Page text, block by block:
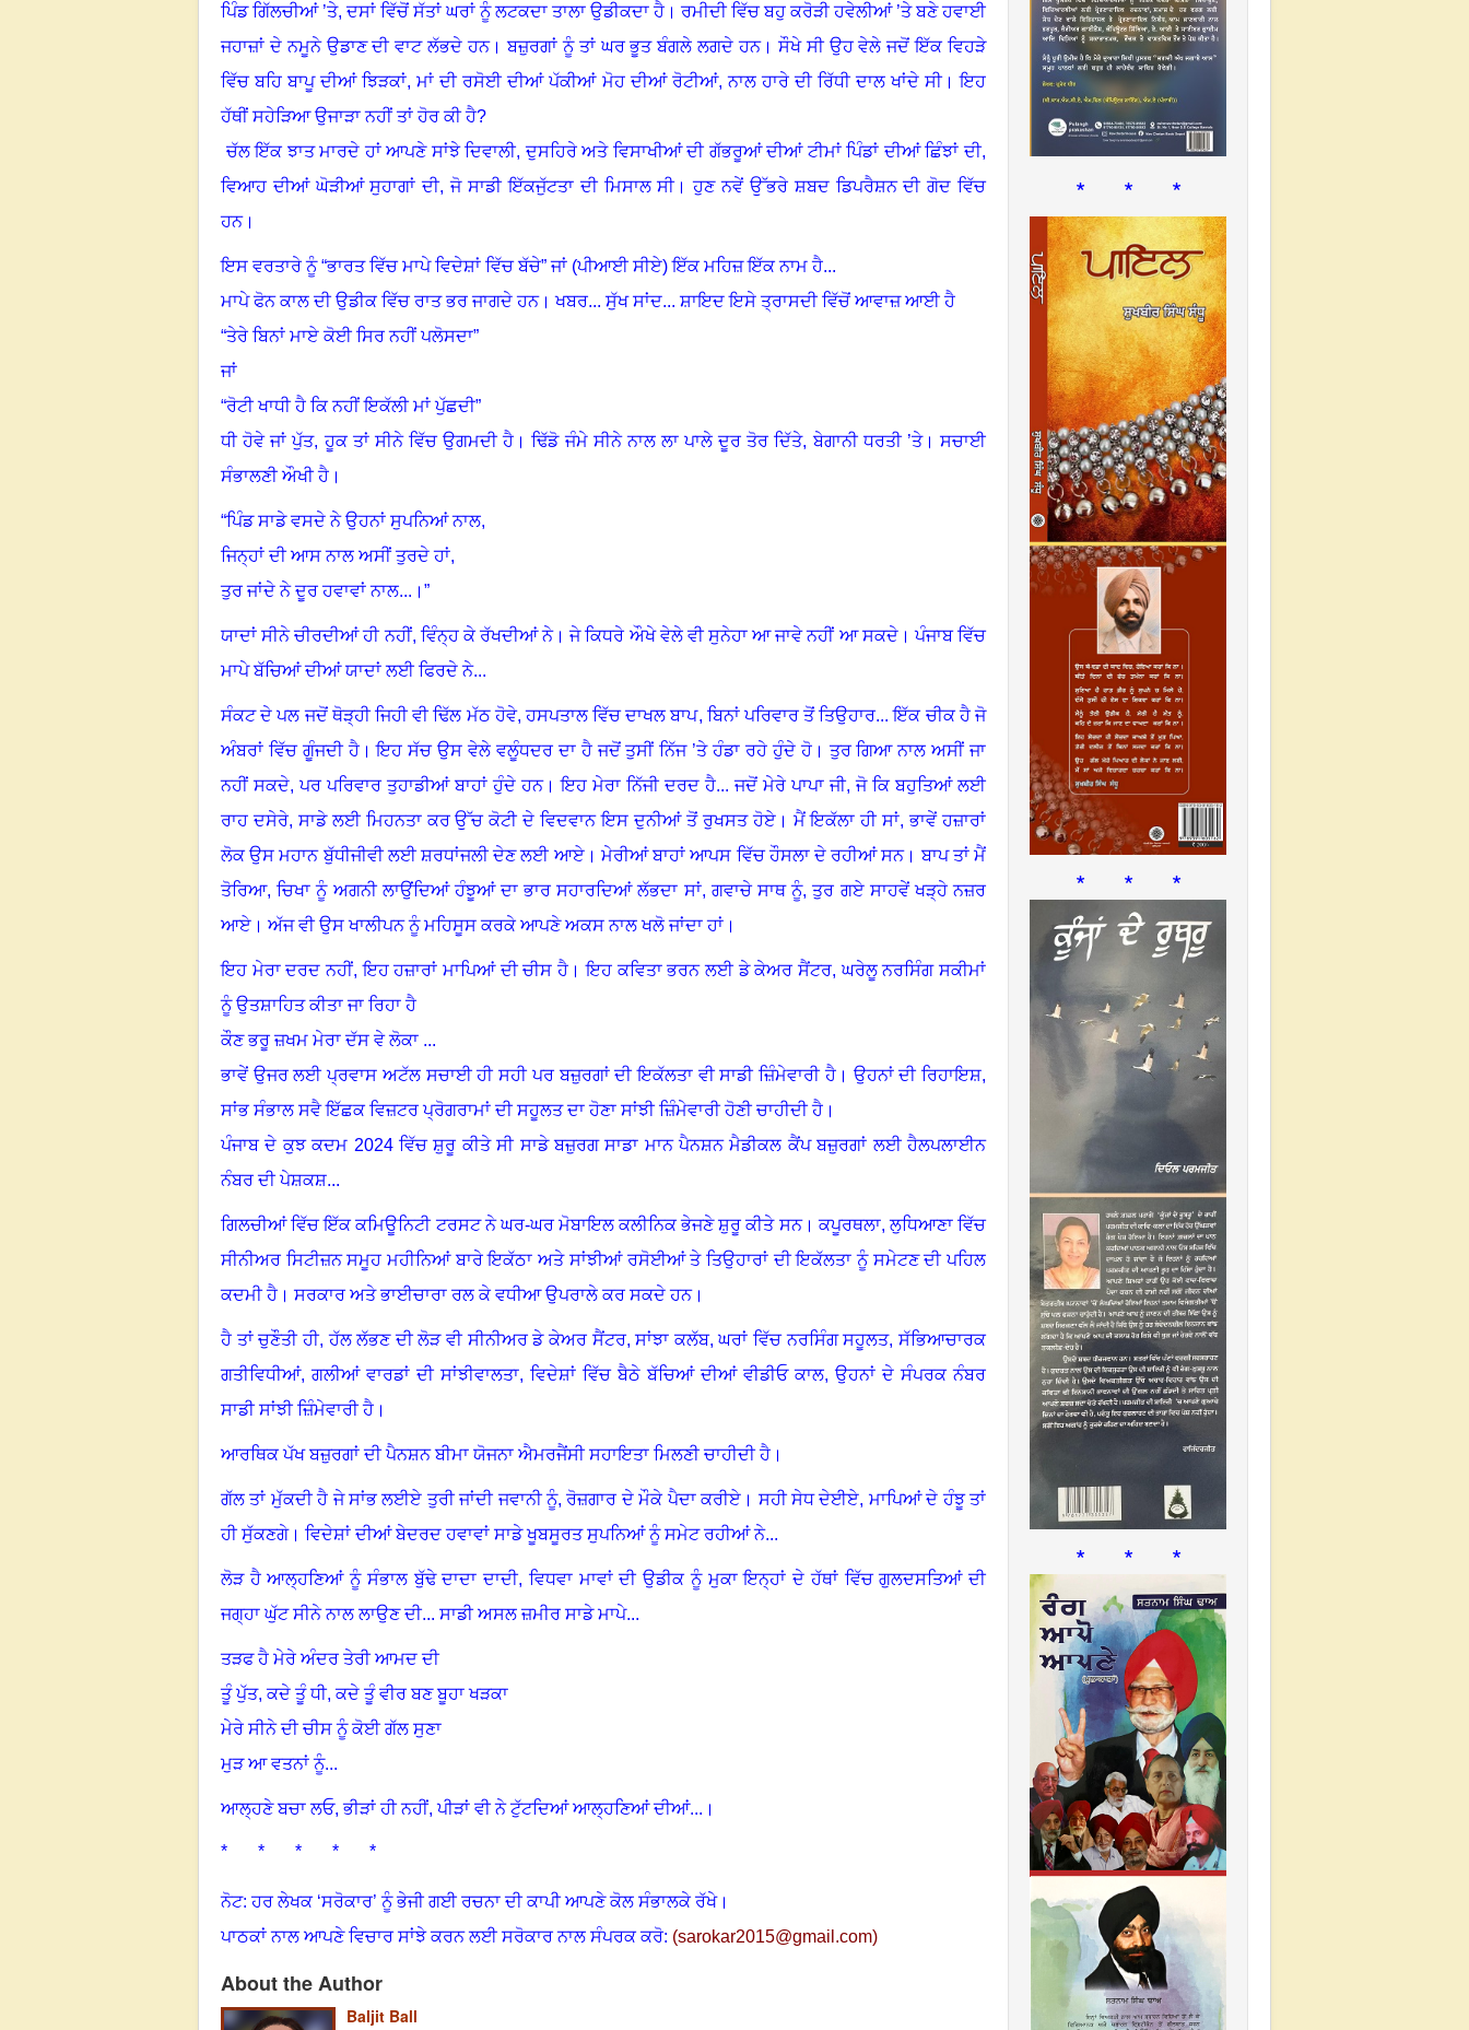
ਪਿੰਡ ਗਿੱਲਚੀਆਂ ’ਤੇ, ਦਸਾਂ ਵਿੱਚੋਂ ਸੱਤਾਂ ਘਰਾਂ ਨੂੰ ਲਟਕਦਾ ਤਾਲਾ ਉਡੀਕਦਾ ਹੈ । ਰਮੀਦੀ ਵਿੱਚ ਬਹੁ ਕਰੋੜੀ ਹਵੇਲੀਆਂ ’ਤੇ ਬਣੇ ਹਵਾਈ
ਜਹਾਜ਼ਾਂ ਦੇ ਨਮੂਨੇ ਉਡਾਣ ਦੀ ਵਾਟ ਲੱਭਦੇ ਹਨ। ਬਜ਼ੁਰਗਾਂ ਨੂੰ ਤਾਂ ਘਰ ਭੂਤ ਬੰਗਲੇ ਲਗਦੇ ਹਨ। ਸੌਖੇ ਸੀ ਉਹ ਵੇਲੇ ਜਦੋਂ ਇੱਕ ਵਿਹੜੇ
ਵਿੱਚ ਬਹਿ ਬਾਪੂ ਦੀਆਂ ਝਿੜਕਾਂ,ਮਾਂ ਦੀ ਰਸੋਈ ਦੀਆਂ ਪੱਕੀਆਂ ਮੋਹ ਦੀਆਂ ਰੋਟੀਆਂ,ਨਾਲ ਹਾਰੇ ਦੀ ਰਿੱਧੀ ਦਾਲ ਖਾਂਦੇ ਸੀ।ਇਹ
ਹੱਥੀਂ ਸਹੇੜਿਆ ਉਜਾੜਾ ਨਹੀਂ ਤਾਂ ਹੋਰ ਕੀ ਹੈ?
ਚੱਲ ਇੱਕ ਝਾਤ ਮਾਰਦੇ ਹਾਂ ਆਪਣੇ ਸਾਂਝੇ ਦਿਵਾਲੀ, ਦੁਸਹਿਰੇ ਅਤੇ ਵਿਸਾਖੀਆਂ ਦੀ ਗੱਭਰੂਆਂ ਦੀਆਂ ਟੀਮਾਂ ਪਿੰਡਾਂ ਦੀਆਂ ਛਿੰਝਾਂ ਦੀ,
ਵਿਆਹ ਦੀਆਂ ਘੋੜੀਆਂ ਸੁਹਾਗਾਂ ਦੀ, ਜੋ ਸਾਡੀ ਇੱਕਜੁੱਟਤਾ ਦੀ ਮਿਸਾਲ ਸੀ। ਹੁਣ ਨਵੇਂ ਉੱਭਰੇ ਸ਼ਬਦ ਡਿਪਰੈਸ਼ਨ ਦੀ ਗੋਦ ਵਿੱਚ
ਹਨ।
ਇਸ ਵਰਤਾਰੇ ਨੂੰ “ਭਾਰਤ ਵਿੱਚ ਮਾਪੇ ਵਿਦੇਸ਼ਾਂ ਵਿੱਚ ਬੱਚੇ”ਜਾਂ (ਪੀਆਈ ਸੀਏ)ਇੱਕ ਮਹਿਜ਼ ਇੱਕ ਨਾਮ ਹੈ...
ਮਾਪੇ ਫੋਨ ਕਾਲ ਦੀ ਉਡੀਕ ਵਿੱਚ ਰਾਤ ਭਰ ਜਾਗਦੇ ਹਨ।ਖਬਰ... ਸੁੱਖ ਸਾਂਦ... ਸ਼ਾਇਦ ਇਸੇ ਤ੍ਰਾਸਦੀ ਵਿੱਚੋਂ ਆਵਾਜ਼ ਆਈ ਹੈ
“ਤੇਰੇ ਬਿਨਾਂ ਮਾਏ ਕੋਈ ਸਿਰ ਨਹੀਂ ਪਲੋਸਦਾ”
ਜਾਂ
“ਰੋਟੀ ਖਾਧੀ ਹੈ ਕਿ ਨਹੀਂ ਇਕੱਲੀ ਮਾਂ ਪੁੱਛਦੀ”
ਧੀ ਹੋਵੇ ਜਾਂ ਪੁੱਤ, ਹੂਕ ਤਾਂ ਸੀਨੇ ਵਿੱਚ ਉਗਮਦੀ ਹੈ ।ਢਿੱਡੋ ਜੰਮੇ ਸੀਨੇ ਨਾਲ ਲਾ ਪਾਲੇ ਦੂਰ ਤੋਰ ਦਿੱਤੇ, ਬੇਗਾਨੀ ਧਰਤੀ ’ਤੇ। ਸਚਾਈ
ਸੰਭਾਲਣੀ ਔਖੀ ਹੈ।
“ਪਿੰਡ ਸਾਡੇ ਵਸਦੇ ਨੇ ਉਹਨਾਂ ਸੁਪਨਿਆਂ ਨਾਲ,
ਜਿਨ੍ਹਾਂ ਦੀ ਆਸ ਨਾਲ ਅਸੀਂ ਤੁਰਦੇ ਹਾਂ,
ਤੁਰ ਜਾਂਦੇ ਨੇ ਦੂਰ ਹਵਾਵਾਂ ਨਾਲ... ।”
ਯਾਦਾਂ ਸੀਨੇ ਚੀਰਦੀਆਂ ਹੀ ਨਹੀਂ, ਵਿੰਨ੍ਹ ਕੇ ਰੱਖਦੀਆਂ ਨੇ। ਜੇ ਕਿਧਰੇ ਔਖੇ ਵੇਲੇ ਵੀ ਸੁਨੇਹਾ ਆ ਜਾਵੇ ਨਹੀਂ ਆ ਸਕਦੇ।ਪੰਜਾਬ ਵਿੱਚ
ਮਾਪੇ ਬੱਚਿਆਂ ਦੀਆਂ ਯਾਦਾਂ ਲਈ ਫਿਰਦੇ ਨੇ...
ਸੰਕਟ ਦੇ ਪਲ ਜਦੋਂ ਥੋੜ੍ਹੀ ਜਿਹੀ ਵੀ ਢਿੱਲ ਮੱਠ ਹੋਵੇ,ਹਸਪਤਾਲ ਵਿੱਚ ਦਾਖਲ ਬਾਪ, ਬਿਨਾਂ ਪਰਿਵਾਰ ਤੋਂ ਤਿਉਹਾਰ... ਇੱਕ ਚੀਕ ਹੈ ਜੋ
ਅੰਬਰਾਂ ਵਿੱਚ ਗੂੰਜਦੀ ਹੈ।ਇਹ ਸੱਚ ਉਸ ਵੇਲੇ ਵਲੂੰਧਦਰ ਦਾ ਹੈ ਜਦੋਂ ਤੁਸੀਂ ਨਿੱਜ ’ਤੇ ਹੰਡਾ ਰਹੇ ਹੁੰਦੇ ਹੋ। ਤੁਰ ਗਿਆ ਨਾਲ ਅਸੀਂ ਜਾ
ਨਹੀਂ ਸਕਦੇ,ਪਰ ਪਰਿਵਾਰ ਤੁਹਾਡੀਆਂ ਬਾਹਾਂ ਹੁੰਦੇ ਹਨ।ਇਹ ਮੇਰਾ ਨਿੱਜੀ ਦਰਦ ਹੈ... ਜਦੋਂ ਮੇਰੇ ਪਾਪਾ ਜੀ, ਜੋ ਕਿ ਬਹੁਤਿਆਂ ਲਈ
ਰਾਹ ਦਸੇਰੇ, ਸਾਡੇ ਲਈ ਮਿਹਨਤਾ ਕਰ ਉੱਚ ਕੋਟੀ ਦੇ ਵਿਦਵਾਨ ਇਸ ਦੁਨੀਆਂ ਤੋਂ ਰੁਖਸਤ ਹੋਏ। ਮੈਂ ਇਕੱਲਾ ਹੀ ਸਾਂ,ਭਾਵੇਂ ਹਜ਼ਾਰਾਂ
ਲੋਕ ਉਸ ਮਹਾਨ ਬੁੱਧੀਜੀਵੀ ਲਈ ਸ਼ਰਧਾਂਜਲੀ ਦੇਣ ਲਈ ਆਏ। ਮੇਰੀਆਂ ਬਾਹਾਂ ਆਪਸ ਵਿੱਚ ਹੌਸਲਾ ਦੇ ਰਹੀਆਂ ਸਨ।ਬਾਪ ਤਾਂ ਮੈਂ
ਤੋਰਿਆ, ਚਿਖਾ ਨੂੰ ਅਗਨੀ ਲਾਉਂਦਿਆਂ ਹੰਝੂਆਂ ਦਾ ਭਾਰ ਸਹਾਰਦਿਆਂ ਲੱਭਦਾ ਸਾਂ, ਗਵਾਚੇ ਸਾਥ ਨੂੰ,ਤੁਰ ਗਏ ਸਾਹਵੇਂ ਖੜ੍ਹੇ ਨਜ਼ਰ
ਆਏ । ਅੱਜ ਵੀ ਉਸ ਖਾਲੀਪਨ ਨੂੰ ਮਹਿਸੂਸ ਕਰਕੇ ਆਪਣੇ ਅਕਸ ਨਾਲ ਖਲੋ ਜਾਂਦਾ ਹਾਂ ।
ਇਹ ਮੇਰਾ ਦਰਦ ਨਹੀਂ, ਇਹ ਹਜ਼ਾਰਾਂ ਮਾਪਿਆਂ ਦੀ ਚੀਸ ਹੈ । ਇਹ ਕਵਿਤਾ ਭਰਨ ਲਈ ਡੇ ਕੇਅਰ ਸੈਂਟਰ, ਘਰੇਲੂ ਨਰਸਿੰਗ ਸਕੀਮਾਂ
ਨੂੰ ਉਤਸ਼ਾਹਿਤ ਕੀਤਾ ਜਾ ਰਿਹਾ ਹੈ
ਕੌਣ ਭਰੂ ਜ਼ਖਮ ਮੇਰਾ ਦੱਸ ਵੇ ਲੋਕਾ ...
ਭਾਵੇਂ ਉਜਰ ਲਈ ਪ੍ਰਵਾਸ ਅਟੱਲ ਸਚਾਈ ਹੀ ਸਹੀ ਪਰ ਬਜ਼ੁਰਗਾਂ ਦੀ ਇਕੱਲਤਾ ਵੀ ਸਾਡੀ ਜ਼ਿੰਮੇਵਾਰੀ ਹੈ। ਉਹਨਾਂ ਦੀ ਰਿਹਾਇਸ਼,
ਸਾਂਭ ਸੰਭਾਲ ਸਵੈ ਇੱਛਕ ਵਿਜ਼ਟਰ ਪ੍ਰੋਗਰਾਮਾਂ ਦੀ ਸਹੂਲਤ ਦਾ ਹੋਣਾ ਸਾਂਝੀ ਜ਼ਿੰਮੇਵਾਰੀ ਹੋਣੀ ਚਾਹੀਦੀ ਹੈ।
ਪੰਜਾਬ ਦੇ ਕੁਝ ਕਦਮ 2024 ਵਿੱਚ ਸ਼ੁਰੂ ਕੀਤੇ ਸੀ ਸਾਡੇ ਬਜ਼ੁਰਗ ਸਾਡਾ ਮਾਨ ਪੈਨਸ਼ਨ ਮੈਡੀਕਲ ਕੈਂਪ ਬਜ਼ੁਰਗਾਂ ਲਈ ਹੈਲਪਲਾਈਨ
ਨੰਬਰ ਦੀ ਪੇਸ਼ਕਸ਼...
ਗਿਲਚੀਆਂ ਵਿੱਚ ਇੱਕ ਕਮਿਊਨਿਟੀ ਟਰਸਟ ਨੇ ਘਰ-ਘਰ ਮੋਬਾਇਲ ਕਲੀਨਿਕ ਭੇਜਣੇ ਸ਼ੁਰੂ ਕੀਤੇ ਸਨ।ਕਪੂਰਥਲਾ, ਲੁਧਿਆਣਾ ਵਿੱਚ
ਸੀਨੀਅਰ ਸਿਟੀਜ਼ਨ ਸਮੂਹ ਮਹੀਨਿਆਂ ਬਾਰੇ ਇਕੱਠਾ ਅਤੇ ਸਾਂਝੀਆਂ ਰਸੋਈਆਂ ਤੇ ਤਿਉਹਾਰਾਂ ਦੀ ਇਕੱਲਤਾ ਨੂੰ ਸਮੇਟਣ ਦੀ ਪਹਿਲ
ਕਦਮੀ ਹੈ । ਸਰਕਾਰ ਅਤੇ ਭਾਈਚਾਰਾ ਰਲ ਕੇ ਵਧੀਆ ਉਪਰਾਲੇ ਕਰ ਸਕਦੇ ਹਨ।
ਹੈ ਤਾਂ ਚੁਣੌਤੀ ਹੀ, ਹੱਲ ਲੱਭਣ ਦੀ ਲੋੜ ਵੀ ਸੀਨੀਅਰ ਡੇ ਕੇਅਰ ਸੈਂਟਰ, ਸਾਂਝਾ ਕਲੱਬ, ਘਰਾਂ ਵਿੱਚ ਨਰਸਿੰਗ ਸਹੂਲਤ, ਸੱਭਿਆਚਾਰਕ
ਗਤੀਵਿਧੀਆਂ, ਗਲੀਆਂ ਵਾਰਡਾਂ ਦੀ ਸਾਂਝੀਵਾਲਤਾ, ਵਿਦੇਸ਼ਾਂ ਵਿੱਚ ਬੈਠੇ ਬੱਚਿਆਂ ਦੀਆਂ ਵੀਡੀਓ ਕਾਲ, ਉਹਨਾਂ ਦੇ ਸੰਪਰਕ ਨੰਬਰ
ਸਾਡੀ ਸਾਂਝੀ ਜ਼ਿੰਮੇਵਾਰੀ ਹੈ ।
ਆਰਥਿਕ ਪੱਖ ਬਜ਼ੁਰਗਾਂ ਦੀ ਪੈਨਸ਼ਨ ਬੀਮਾ ਯੋਜਨਾ ਐਮਰਜੈਂਸੀ ਸਹਾਇਤਾ ਮਿਲਣੀ ਚਾਹੀਦੀ ਹੈ ।
ਗੱਲ ਤਾਂ ਮੁੱਕਦੀ ਹੈ ਜੇ ਸਾਂਭ ਲਈਏ ਤੁਰੀ ਜਾਂਦੀ ਜਵਾਨੀ ਨੂੰ, ਰੋਜ਼ਗਾਰ ਦੇ ਮੌਕੇ ਪੈਦਾ ਕਰੀਏ । ਸਹੀ ਸੇਧ ਦੇਈਏ, ਮਾਪਿਆਂ ਦੇ ਹੰਝੂ ਤਾਂ
ਹੀ ਸੁੱਕਣਗੇ। ਵਿਦੇਸ਼ਾਂ ਦੀਆਂ ਬੇਦਰਦ ਹਵਾਵਾਂ ਸਾਡੇ ਖੂਬਸੂਰਤ ਸੁਪਨਿਆਂ ਨੂੰ ਸਮੇਟ ਰਹੀਆਂ ਨੇ...
ਲੋੜ ਹੈ ਆਲ੍ਹਣਿਆਂ ਨੂੰ ਸੰਭਾਲ ਬੁੱਢੇ ਦਾਦਾ ਦਾਦੀ, ਵਿਧਵਾ ਮਾਵਾਂ ਦੀ ਉਡੀਕ ਨੂੰ ਮੁਕਾ ਇਨ੍ਹਾਂ ਦੇ ਹੱਥਾਂ ਵਿੱਚ ਗੁਲਦਸਤਿਆਂ ਦੀ
ਜਗ੍ਹਾ ਘੁੱਟ ਸੀਨੇ ਨਾਲ ਲਾਉਣ ਦੀ... ਸਾਡੀ ਅਸਲ ਜ਼ਮੀਰ ਸਾਡੇ ਮਾਪੇ...
ਤੜਫ ਹੈ ਮੇਰੇ ਅੰਦਰ ਤੇਰੀ ਆਮਦ ਦੀ
ਤੂੰ ਪੁੱਤ, ਕਦੇ ਤੂੰ ਧੀ,ਕਦੇ ਤੂੰ ਵੀਰ ਬਣ ਬੂਹਾ ਖੜਕਾ
ਮੇਰੇ ਸੀਨੇ ਦੀ ਚੀਸ ਨੂੰ ਕੋਈ ਗੱਲ ਸੁਣਾ
ਮੁੜ ਆ ਵਤਨਾਂ ਨੂੰ...
ਆਲ੍ਹਣੇ ਬਚਾ ਲਓ, ਭੀੜਾਂ ਹੀ ਨਹੀਂ, ਪੀੜਾਂ ਵੀ ਨੇ ਟੁੱਟਦਿਆਂ ਆਲ੍ਹਣਿਆਂ ਦੀਆਂ... ।
* * * * *
ਨੋਟ: ਹਰ ਲੇਖਕ ‘ਸਰੋਕਾਰ’ ਨੂੰ ਭੇਜੀ ਗਈ ਰਚਨਾ ਦੀ ਕਾਪੀ ਆਪਣੇ ਕੋਲ ਸੰਭਾਲਕੇ ਰੱਖੇ।
ਪਾਠਕਾਂ ਨਾਲ ਆਪਣੇ ਵਿਚਾਰ ਸਾਂਝੇ ਕਰਨ ਲਈ ਸਰੋਕਾਰ ਨਾਲ ਸੰਪਰਕ ਕਰੋ: (sarokar2015@gmail.com)
About the Author
Baljit Ball
* * *
* * *
* * *